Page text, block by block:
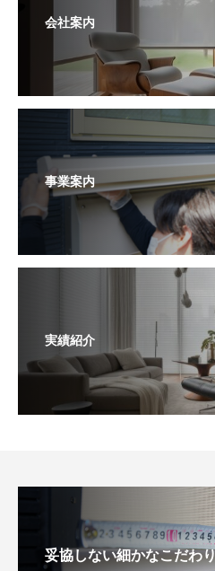
会社案内
事業案内
実績紹介
妥協しない細かなこだわり